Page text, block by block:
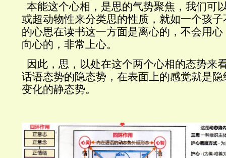
本能这个心相，是思的气势聚焦，我们可
或超动物性来分类思的性质，就如一个孩
的心思在读书这一方面是离心的，不会用
向心的，非常上心。
因此，思，以处在这个两个心相的态势来
话语态势的隐态势，在表面上的感觉就是
变化的静态势。